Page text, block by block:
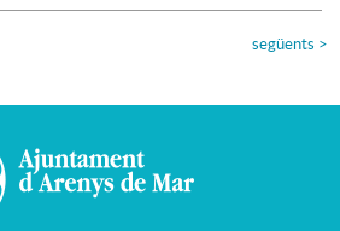
següents >